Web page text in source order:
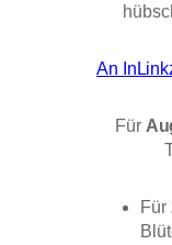
An
Für
Für